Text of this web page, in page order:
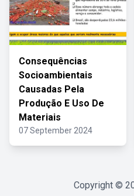
Consequências
Socioambientais
Causadas Pela
Produção E Uso De
Materiais
07 September 2024
Copyright ©